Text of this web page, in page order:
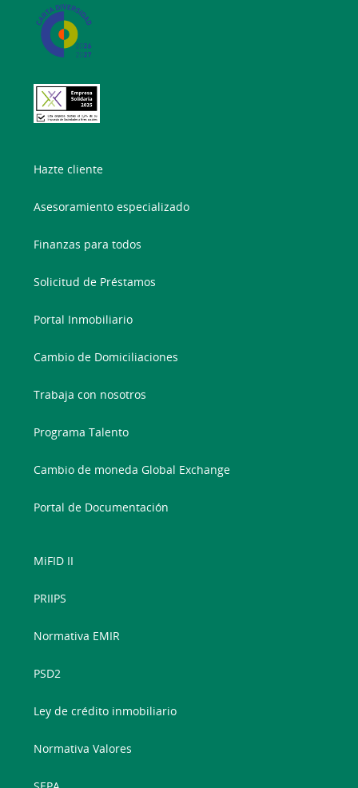
Hazte cliente
Asesoramiento especializado
Finanzas para todos
Solicitud de Préstamos
Portal Inmobiliario
Cambio de Domiciliaciones
Trabaja con nosotros
Programa Talento
Cambio de moneda Global Exchange
Portal de Documentación
MiFID II
PRIIPS
Normativa EMIR
PSD2
Ley de crédito inmobiliario
Normativa Valores